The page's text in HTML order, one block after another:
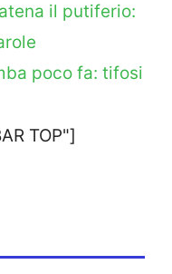
il putiferio:
poco fa: tifosi
TOP"]